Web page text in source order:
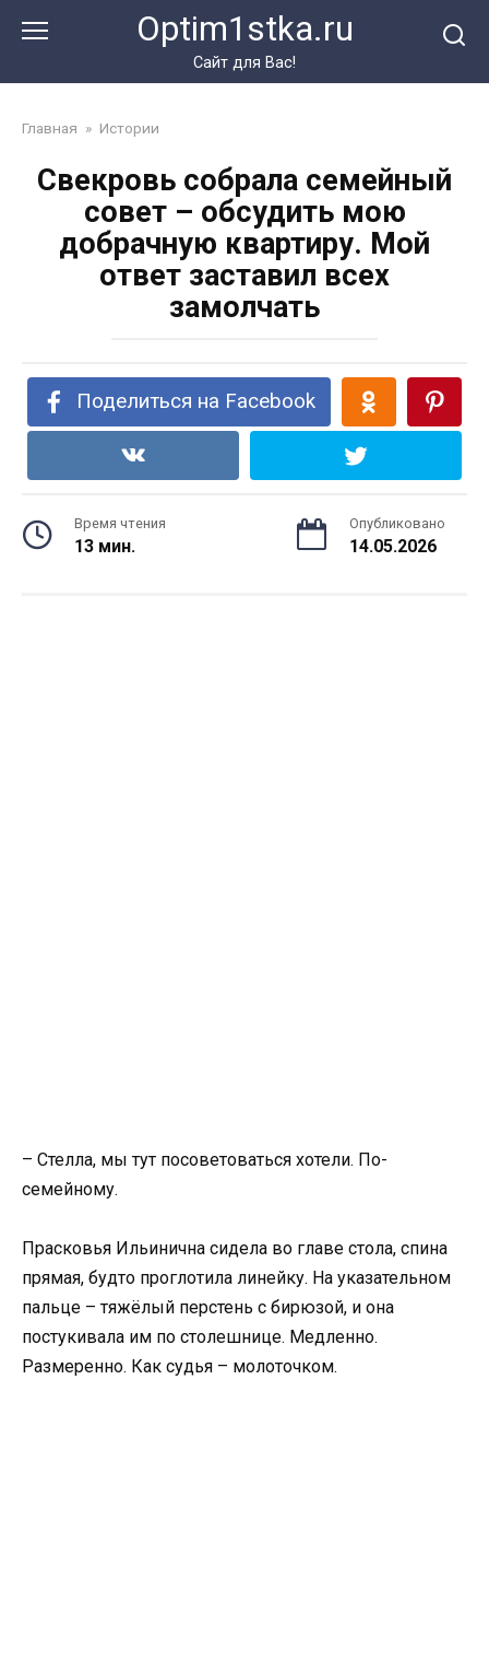
Optim1stka.ru
Сайт для Вас!
Главная » Истории
Свекровь собрала семейный
совет – обсудить мою
добрачную квартиру. Мой
ответ заставил всех
замолчать
Поделиться на Facebook
Время чтения
13 мин.
Опубликовано
14.05.2026
– Стелла, мы тут посоветоваться хотели. По-
семейному.
Прасковья Ильинична сидела во главе стола, спина
прямая, будто проглотила линейку. На указательном
пальце – тяжёлый перстень с бирюзой, и она
постукивала им по столешнице. Медленно.
Размеренно. Как судья – молоточком.